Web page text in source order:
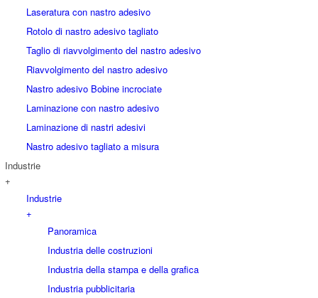
Laseratura con nastro adesivo
Rotolo di nastro adesivo tagliato
Taglio di riavvolgimento del nastro adesivo
Riavvolgimento del nastro adesivo
Nastro adesivo Bobine incrociate
Laminazione con nastro adesivo
Laminazione di nastri adesivi
Nastro adesivo tagliato a misura
Industrie
+
Industrie
+
Panoramica
Industria delle costruzioni
Industria della stampa e della grafica
Industria pubblicitaria